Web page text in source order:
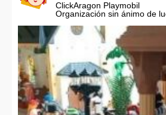
ClickAragon Playmobil
Organización sin ánimo de